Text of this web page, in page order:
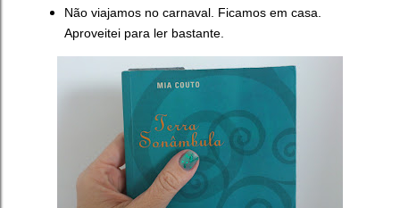
Não viajamos no carnaval. Ficamos em casa.
Aproveitei para ler bastante.